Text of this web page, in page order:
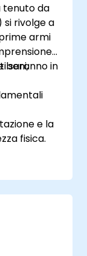
tenuto da
si rivolge a
armi
beni,
saranno in
e la
fisica.
della
di